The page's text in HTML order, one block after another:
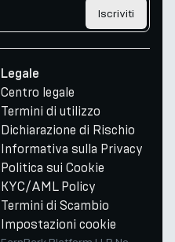
Iscriviti
Legale
Centro legale
Termini di utilizzo
Dichiarazione di Rischio
Informativa sulla Privacy
Politica sui Cookie
KYC/AML Policy
Termini di Scambio
Impostazioni cookie